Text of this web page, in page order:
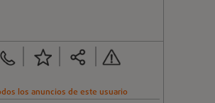
los anuncios de este usuario